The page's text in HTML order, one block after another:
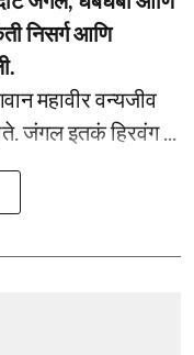
निसर्ग आणि
महावीर वन्यजीव
जंगल इतकं हिरवंग ...